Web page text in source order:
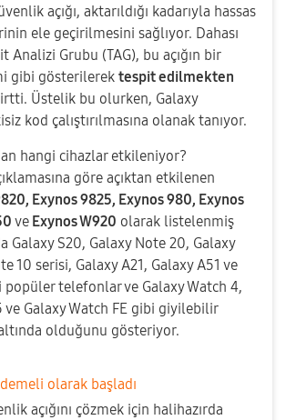
açığı, aktarıldığı kadarıyla hassas
ele geçirilmesini sağlıyor. Dahası
Analizi Grubu (TAG), bu açığın bir
gibi gösterilerek tespit edilmekten
Üstelik bu olurken, Galaxy
kod çalıştırılmasına olanak tanıyor.
hangi cihazlar etkileniyor?
göre açıktan etkilenen
Exynos 9825, Exynos 980, Exynos
ve Exynos W920 olarak listelenmiş
Galaxy S20, Galaxy Note 20, Galaxy
10 serisi, Galaxy A21, Galaxy A51 ve
popüler telefonlar ve Galaxy Watch 4,
ve Galaxy Watch FE gibi giyilebilir
olduğunu gösteriyor.
olarak başladı
açığını çözmek için halihazırda